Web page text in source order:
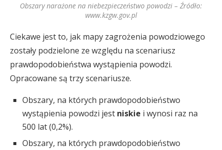
Obszary narażone na niebezpieczeństwo powodzi – Źródło:
www.kzgw.gov.pl
Ciekawe jest to, jak mapy zagrożenia powodziowego
zostały podzielone ze względu na scenariusz
prawdopodobieństwa wystąpienia powodzi.
Opracowane są trzy scenariusze.
Obszary, na których prawdopodobieństwo
wystąpienia powodzi jest niskie i wynosi raz na
500 lat (0,2%).
Obszary, na których prawdopodobieństwo